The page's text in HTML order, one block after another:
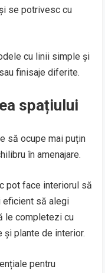
se potrivesc cu
cu linii simple și
finisaje diferite.
spațiului
să ocupe mai puțin
în amenajare.
pot face interiorul să
eficient să alegi
le completezi cu
plante de interior.
pentru